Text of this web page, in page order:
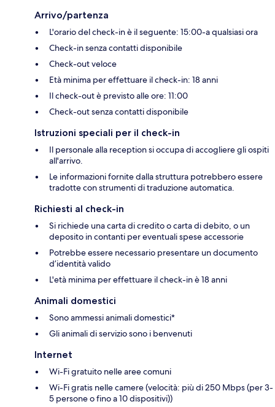
Arrivo/partenza
L'orario del check-in è il seguente: 15:00-a qualsiasi ora
Check-in senza contatti disponibile
Check-out veloce
Età minima per effettuare il check-in: 18 anni
Il check-out è previsto alle ore: 11:00
Check-out senza contatti disponibile
Istruzioni speciali per il check-in
Il personale alla reception si occupa di accogliere gli ospiti
all'arrivo.
Le informazioni fornite dalla struttura potrebbero essere
tradotte con strumenti di traduzione automatica.
Richiesti al check-in
Si richiede una carta di credito o carta di debito, o un
deposito in contanti per eventuali spese accessorie
Potrebbe essere necessario presentare un documento
d’identità valido
L'età minima per effettuare il check-in è 18 anni
Animali domestici
Sono ammessi animali domestici*
Gli animali di servizio sono i benvenuti
Internet
Wi-Fi gratuito nelle aree comuni
Wi-Fi gratis nelle camere (velocità: più di 250 Mbps (per 3-
5 persone o fino a 10 dispositivi))